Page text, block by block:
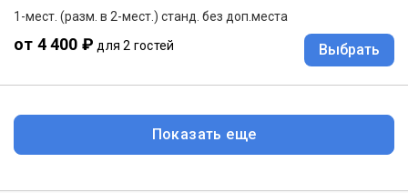
1-мест. (разм. в 2-мест.) станд. без доп.места
от 4 400 ₽ для 2 гостей Выбрать
Показать еще